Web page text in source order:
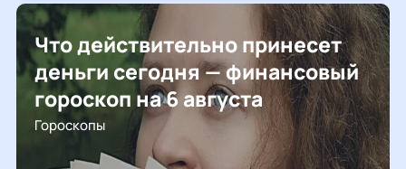
Что действительно принесет
деньги сегодня — финансовый
гороскоп на 6 августа
Гороскопы